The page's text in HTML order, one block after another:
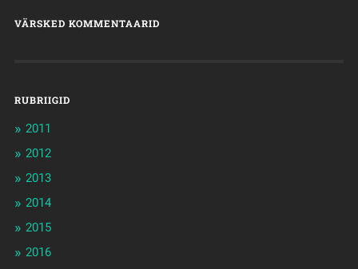
VÄRSKED KOMMENTAARID
RUBRIIGID
2011
2012
2013
2014
2015
2016